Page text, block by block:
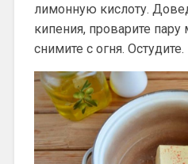
лимонную кислоту.
кипения, проварите пару
снимите с огня. Остудите.